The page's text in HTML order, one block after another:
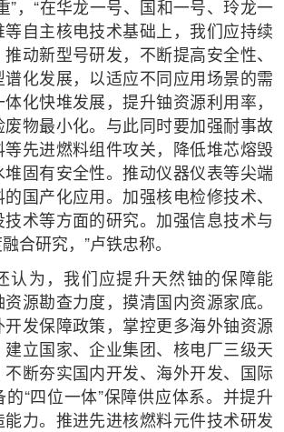
”，“在华龙一号、国和一号、玲龙一
等自主核电技术基础上，我们应持续
动新型号研发，不断提高安全性、
化发展，以适应不同应用场景的需
化快堆发展，提升铀资源利用率，
废物最小化。与此同时要加强耐事故
先进燃料组件攻关，降低堆芯熔毁
堆固有安全性。推动仪器仪表等尖端
国产化应用。加强核电检修技术、
技术等方面的研究。加强信息技术与
合研究，”卢铁忠称。
认为，我们应提升天然铀的保障能
源勘查力度，摸清国内资源家底。
开发保障政策，掌控更多海外铀资源
立国家、企业集团、核电厂三级天
断夯实国内开发、海外开发、国际
的“四位一体”保障供应体系。并提升
力。推进先进核燃料元件技术研发